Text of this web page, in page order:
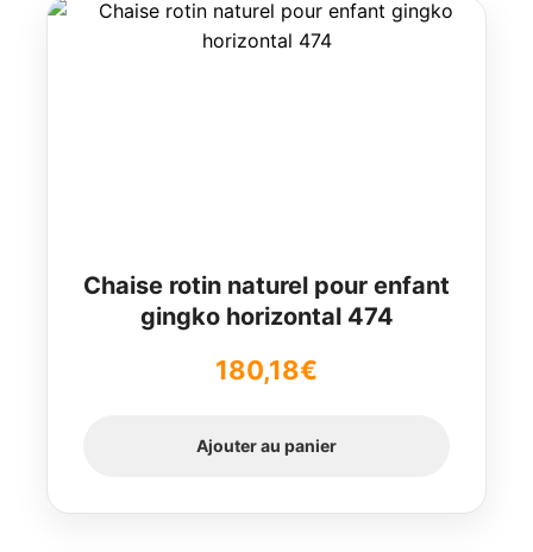
Chaise rotin naturel pour enfant
gingko horizontal 474
180,18€
Ajouter au panier